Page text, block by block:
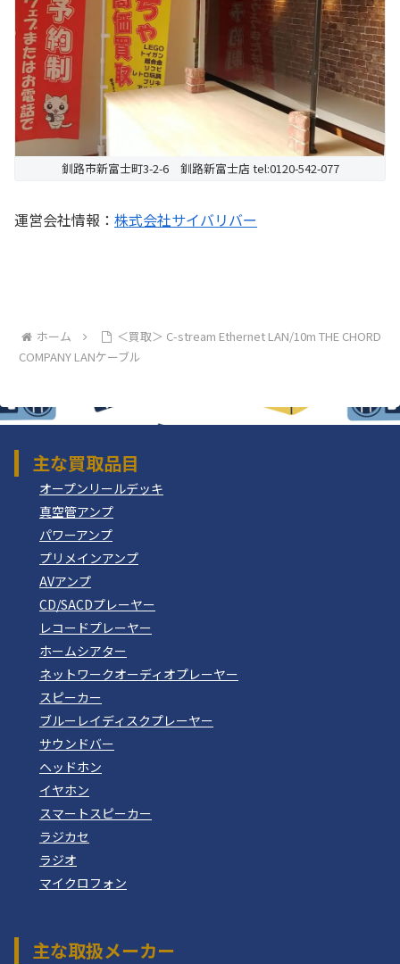
釧路市新富士町3-2-6 釧路新富士店 tel:0120-542-077
運営会社情報： 株式会社サイバリバー
ホーム
＜買取＞ C-stream Ethernet LAN/10m THE CHORD
COMPANY LANケーブル
主な買取品目
オープンリールデッキ
真空管アンプ
パワーアンプ
プリメインアンプ
AVアンプ
CD/SACDプレーヤー
レコードプレーヤー
ホームシアター
ネットワークオーディオプレーヤー
スピーカー
ブルーレイディスクプレーヤー
サウンドバー
ヘッドホン
イヤホン
スマートスピーカー
ラジカセ
ラジオ
マイクロフォン
主な取扱メーカー